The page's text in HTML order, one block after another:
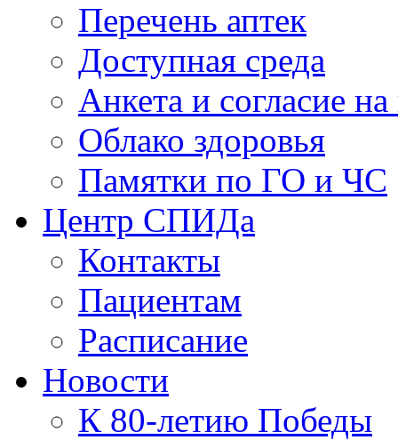
Перечень аптек
Доступная среда
Анкета и согласие
Облако здоровья
Памятки по ГО и ЧС
Центр СПИДа
Контакты
Пациентам
Расписание
Новости
К 80-летию Победы